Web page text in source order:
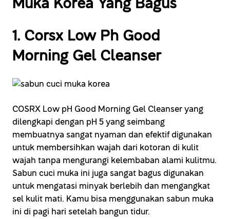
1. Corsx Low Ph Good
Morning Gel Cleanser
COSRX Low pH Good Morning Gel Cleanser yang
dilengkapi dengan pH 5 yang seimbang
membuatnya sangat nyaman dan efektif digunakan
untuk membersihkan wajah dari kotoran di kulit
wajah tanpa mengurangi kelembaban alami kulitmu.
Sabun cuci muka ini juga sangat bagus digunakan
untuk mengatasi minyak berlebih dan mengangkat
sel kulit mati. Kamu bisa menggunakan sabun muka
ini di pagi hari setelah bangun tidur.